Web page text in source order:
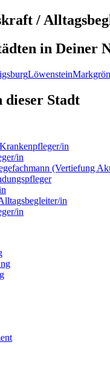
/
in Deiner
Löwenstein
dieser Stadt
in
in
(Vertiefung
in
in